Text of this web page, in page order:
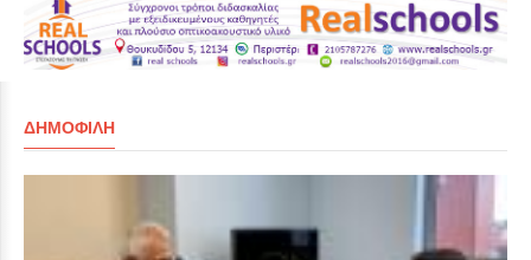
ΔΗΜΟΦΙΛΉ